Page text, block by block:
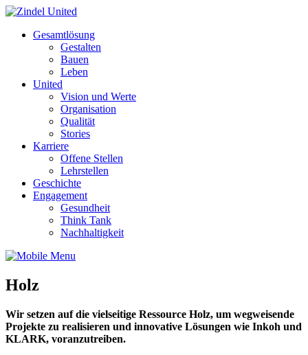
Gesamtlösung
Gestalten
Bauen
Leben
United
Vision und Werte
Organisation
Qualität
Stories
Karriere
Offene Stellen
Lehrstellen
Geschichte
Engagement
Gesundheit
Think Tank
Nachhaltigkeit
Holz
Wir setzen auf die vielseitige Ressource Holz, um wegweisende
Projekte zu realisieren und innovative Lösungen wie Inkoh und
KLARK, voranzutreiben.